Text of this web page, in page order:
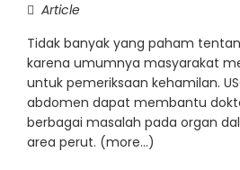
Article
Tidak banyak yang paham
karena umumnya masyarakat
untuk pemeriksaan kehamilan.
abdomen dapat membantu
berbagai masalah pada organ
area perut. (more…)